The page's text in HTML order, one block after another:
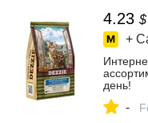
4.23 $
+
день!
-